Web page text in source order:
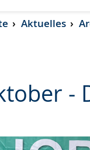
Aktuelles
-